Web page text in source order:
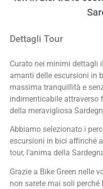
Dettagli Tour
Curato nei minimi dettagli
amanti delle escursioni in
massima tranquillità e
indimenticabile attraverso
della meravigliosa
Abbiamo selezionato i
escursioni in bici affinché
tour, l’anima della
Grazie a Bike Green nelle
non sarete mai soli perché